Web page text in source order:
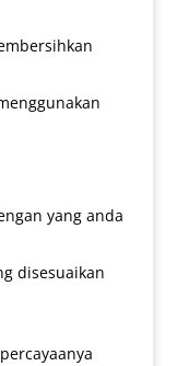
yang anda
disesuaikan